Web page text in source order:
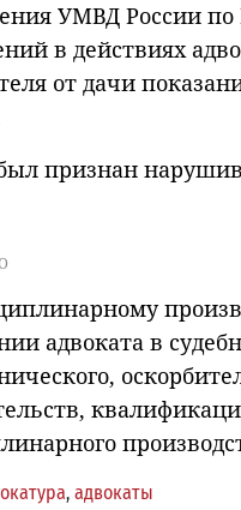
УМВД России
в действиях
от дачи
признан
адвоката в
, адвокаты